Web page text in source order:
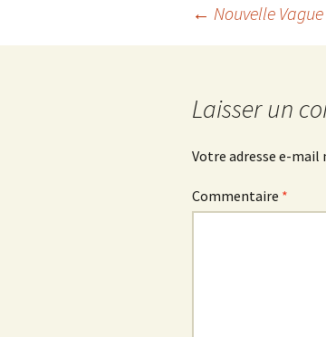
Navigation
← Nouvelle Vague
Laisser un
Votre adresse e-mail
Commentaire *